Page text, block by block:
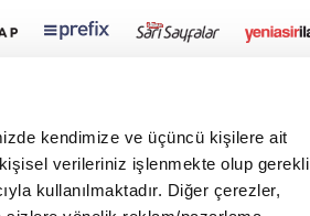
kendimize ve üçüncü kişilere ait
verileriniz işlenmekte olup gerekli
kullanılmaktadır. Diğer çerezler,